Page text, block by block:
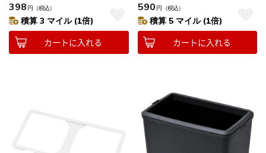
398 円 （税込）
積算 3 マイル (1倍)
カートに入れる
590 円 （税込）
積算 5 マイル (1倍)
カートに入れる